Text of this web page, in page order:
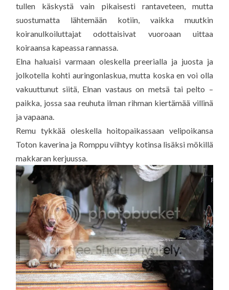
tullen käskystä vain pikaisesti rantaveteen, mutta
suostumatta lähtemään kotiin, vaikka muutkin
koiranulkoiluttajat odottaisivat vuoroaan uittaa
koiraansa kapeassa rannassa.
Elna haluaisi varmaan oleskella preerialla ja juosta ja
jolkotella kohti auringonlaskua, mutta koska en voi olla
vakuuttunut siitä, Elnan vastaus on metsä tai pelto –
paikka, jossa saa reuhuta ilman rihman kiertämää villinä
ja vapaana.
Remu tykkää oleskella hoitopaikassaan velipoikansa
Toton kaverina ja Romppu viihtyy kotinsa lisäksi mökillä
makkaran kerjuussa.